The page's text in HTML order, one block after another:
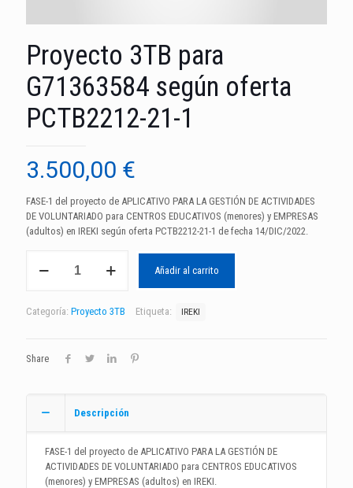
Proyecto 3TB para
G71363584 según oferta
PCTB2212-21-1
3.500,00 €
FASE-1 del proyecto de APLICATIVO PARA LA GESTIÓN DE ACTIVIDADES
DE VOLUNTARIADO para CENTROS EDUCATIVOS (menores) y EMPRESAS
(adultos) en IREKI según oferta PCTB2212-21-1 de fecha 14/DIC/2022.
3TB
según
21-
Añadir al carrito
Categoría: Proyecto 3TB Etiqueta: IREKI
Share
Descripción
FASE-1 del proyecto de APLICATIVO PARA LA GESTIÓN DE
ACTIVIDADES DE VOLUNTARIADO para CENTROS EDUCATIVOS
(menores) y EMPRESAS (adultos) en IREKI.